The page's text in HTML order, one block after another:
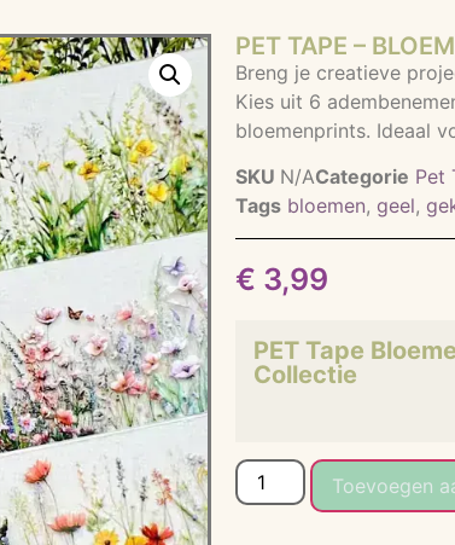
PET TAPE –
Breng je creatieve
Kies uit 6
bloemenprints. Ideaal
SKU N/ACategorie Pet
Tags bloemen, geel,
€ 3,99
PET Tape
Collectie
Toevoegen